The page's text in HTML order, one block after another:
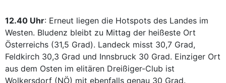
12.40 Uhr: Erneut liegen die Hotspots des Landes im
Westen. Bludenz bleibt zu Mittag der heißeste Ort
Österreichs (31,5 Grad). Landeck misst 30,7 Grad,
Feldkirch 30,3 Grad und Innsbruck 30 Grad. Einziger Ort
aus dem Osten im elitären Dreißiger-Club ist
Wolkersdorf (NÖ) mit ebenfalls genau 30 Grad.